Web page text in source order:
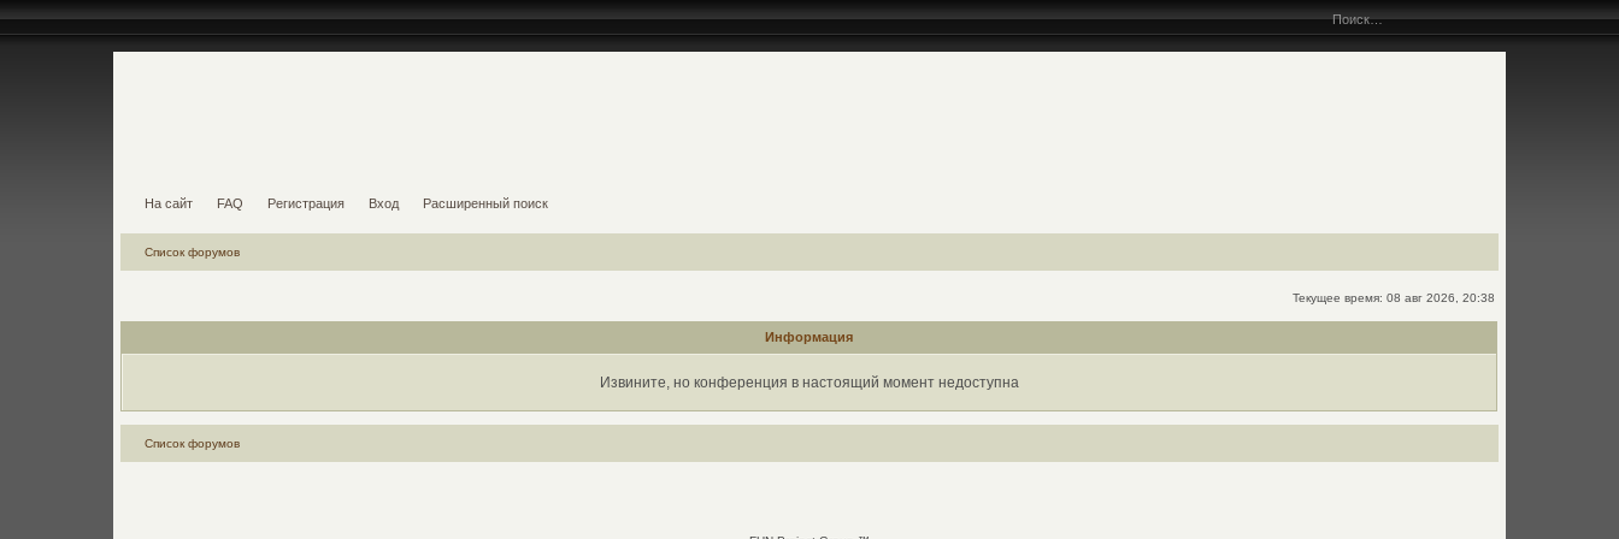
На сайт FAQ Регистрация Вход Расширенный поиск
Список форумов
Текущее время: 08 авг 2026, 20:38
Информация
Извините, но конференция в настоящий момент недоступна
Список форумов